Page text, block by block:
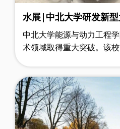
水展|中北大学研发新
中北大学能源与动力工程
术领域取得重大突破。该